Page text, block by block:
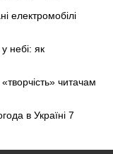
електромобілі
небі: як
читачам
в Україні 7